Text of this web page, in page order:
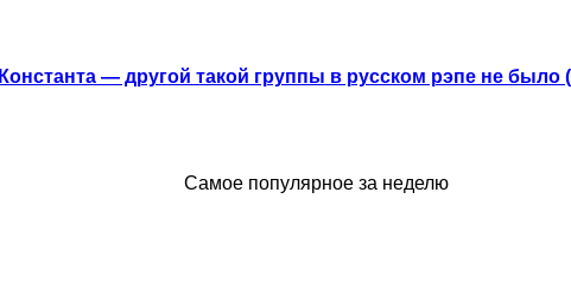
Константа — другой такой группы в русском рэпе не было
Самое популярное за неделю